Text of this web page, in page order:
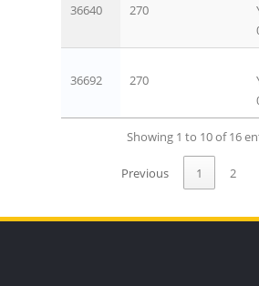
36640 270
36692 270
Showing 1 to 10 of 16
Previous 1 2